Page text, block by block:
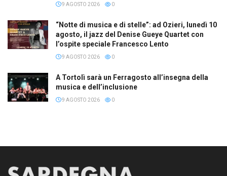
9 AGOSTO 2026 0
“Notte di musica e di stelle”: ad Ozieri, lunedì 10
agosto, il jazz del Denise Gueye Quartet con
l’ospite speciale Francesco Lento
9 AGOSTO 2026 0
A Tortolì sarà un Ferragosto all’insegna della
musica e dell’inclusione
9 AGOSTO 2026 0